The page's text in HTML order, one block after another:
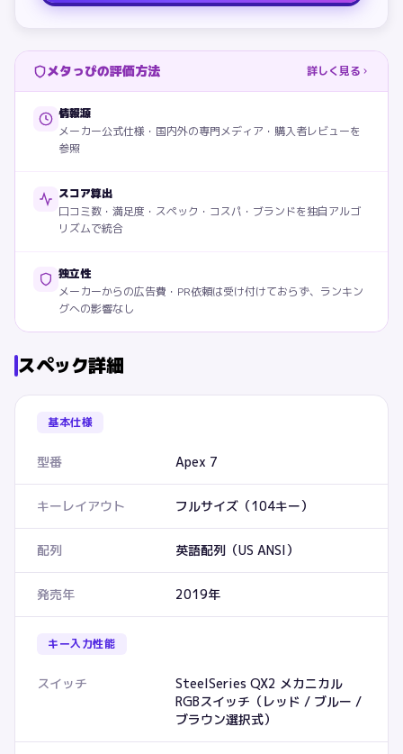
メタっぴの評価方法 詳しく見る
情報源
メーカー公式仕様・国内外の専門メディア・購入者レビューを
参照
スコア算出
口コミ数・満足度・スペック・コスパ・ブランドを独自アルゴ
リズムで統合
独立性
メーカーからの広告費・PR依頼は受け付けておらず、ランキン
グへの影響なし
スペック詳細
基本仕様
型番 Apex 7
キーレイアウト フルサイズ（104キー）
配列 英語配列（US ANSI）
発売年 2019年
キー入力性能
スイッチ
SteelSeries QX2 メカニカル
RGBスイッチ（レッド / ブルー /
ブラウン選択式）